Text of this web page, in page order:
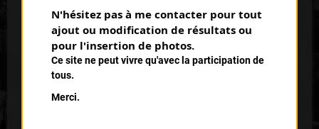
16 août 1998
Nb classés
10
N'hésitez pas à me contacter pour tout
ajout ou modification de résultats ou
pour l'insertion de photos.
Ce site ne peut vivre qu'avec la participation de
tous.
Merci.